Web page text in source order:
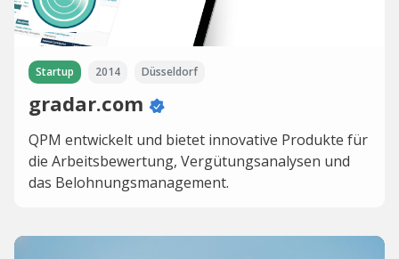
Startup 2014 Düsseldorf
gradar.com
QPM entwickelt und bietet innovative Produkte für
die Arbeitsbewertung, Vergütungsanalysen und
das Belohnungsmanagement.